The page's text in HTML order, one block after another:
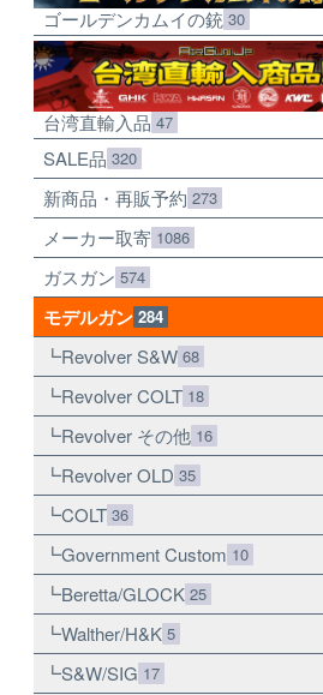
ゴールデンカムイの銃 30
台湾直輸入品 47
SALE品 320
新商品・再販予約 273
メーカー取寄 1086
ガスガン 574
モデルガン 284
Revolver S&W 68
Revolver COLT 18
Revolver その他 16
Revolver OLD 35
COLT 36
Government Custom 10
Beretta/GLOCK 25
Walther/H&K 5
S&W/SIG 17